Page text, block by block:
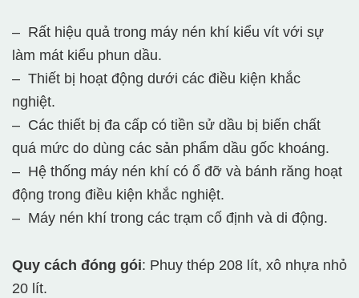
– Rất hiệu quả trong máy nén khí kiểu vít với sự
làm mát kiểu phun dầu.
– Thiết bị hoạt động dưới các điều kiện khắc
nghiệt.
– Các thiết bị đa cấp có tiền sử dầu bị biến chất
quá mức do dùng các sản phẩm dầu gốc khoáng.
– Hệ thống máy nén khí có ổ đỡ và bánh răng hoạt
động trong điều kiện khắc nghiệt.
– Máy nén khí trong các trạm cố định và di động.
Quy cách đóng gói: Phuy thép 208 lít, xô nhựa nhỏ
20 lít.